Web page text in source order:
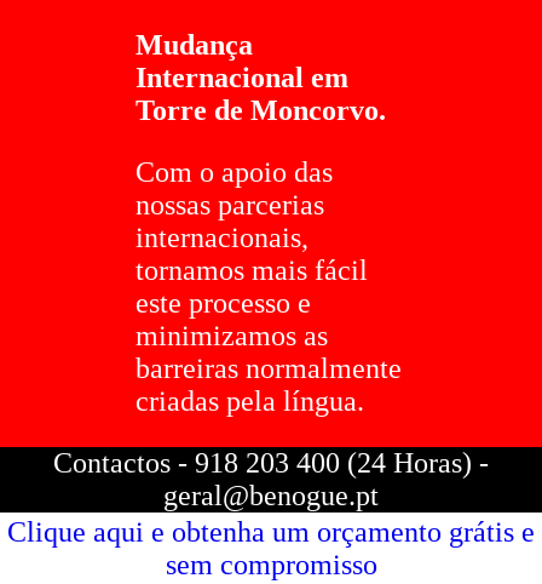
Mudança
Internacional em
Torre de Moncorvo.
Com o apoio das
nossas parcerias
internacionais,
tornamos mais fácil
este processo e
minimizamos as
barreiras normalmente
criadas pela língua.
Contactos - 918 203 400 (24 Horas) -
geral@benogue.pt
Clique aqui e obtenha um orçamento grátis e
sem compromisso